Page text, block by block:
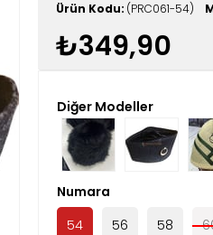
(PRC061-54)
₺349,90
Diğer Modeller
Numara
54
56 58